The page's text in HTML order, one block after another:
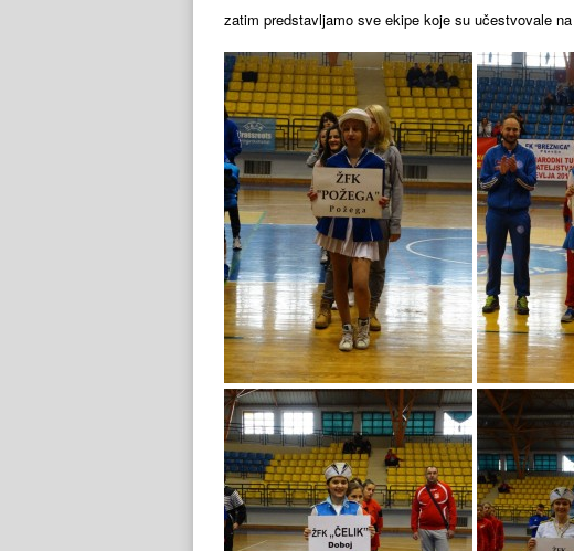
zatim predstavljamo sve ekipe koje su učestvovale